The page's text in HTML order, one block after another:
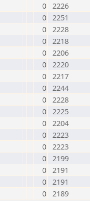
0 2226
0 2251
0 2228
0 2218
0 2206
0 2220
0 2217
0 2244
0 2228
0 2225
0 2204
0 2223
0 2223
0 2199
0 2191
0 2191
0 2189